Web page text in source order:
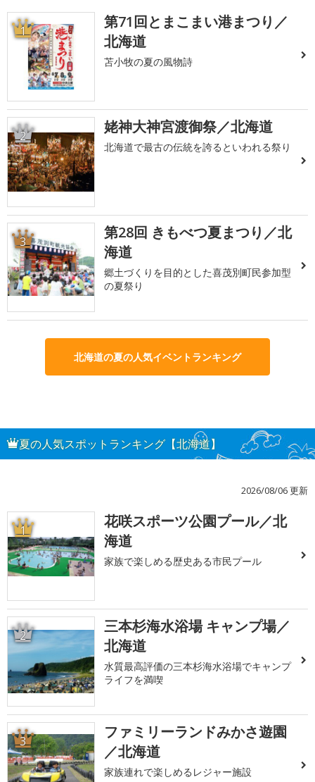
1
第71回とまこまい港まつり／
北海道
苫小牧の夏の風物詩
2 姥神大神宮渡御祭／北海道
北海道で最古の伝統を誇るといわれる祭り
3
第28回 きもべつ夏まつり／北
海道
郷土づくりを目的とした喜茂別町民参加型
の夏祭り
北海道の夏の人気イベントランキング
夏の人気スポットランキング【北海道】
2026/08/06 更新
1
花咲スポーツ公園プール／北
海道
家族で楽しめる歴史ある市民プール
2
三本杉海水浴場 キャンプ場／
北海道
水質最高評価の三本杉海水浴場でキャンプ
ライフを満喫
3
ファミリーランドみかさ遊園
／北海道
家族連れで楽しめるレジャー施設